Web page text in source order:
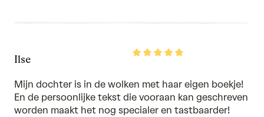
Rated
Ilse
Mijn dochter is in de wolken met haar eigen boekje!
En de persoonlijke tekst die vooraan kan geschreven
worden maakt het nog specialer en tastbaarder!